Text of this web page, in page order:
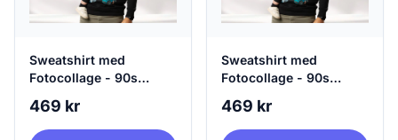
Sweatshirt med
Fotocollage - 90s
469 kr
Sweatshirt med
Fotocollage - 90s
469 kr